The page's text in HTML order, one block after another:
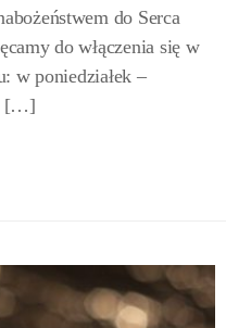
do Serca
do włączenia się w
poniedziałek –
[…]